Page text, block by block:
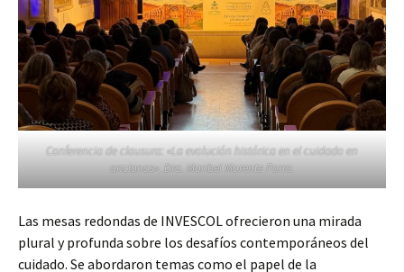
Conferencia de clausura: «La evolución histórica en el cuidado en
ancianos». Dra. Maribel Morente Parra.
Las mesas redondas de INVESCOL ofrecieron una mirada
plural y profunda sobre los desafíos contemporáneos del
cuidado. Se abordaron temas como el papel de la